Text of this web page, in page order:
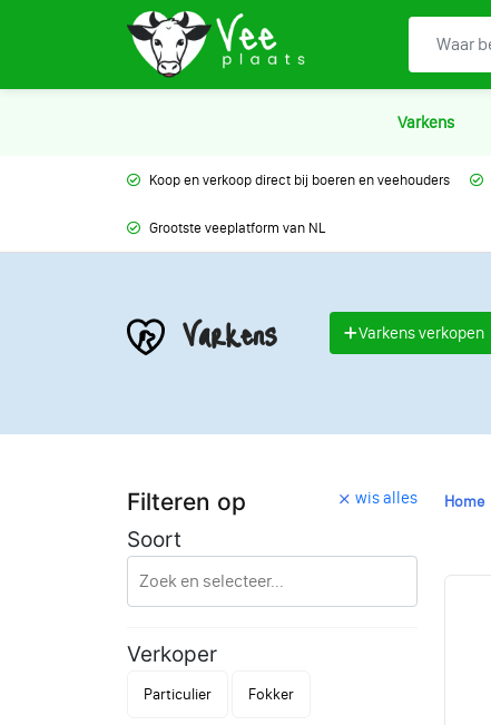
Varkens
Koop en verkoop direct bij boeren en veehouders
Grootste veeplatform van NL
Varkens Varkens verkopen
Filteren op wis alles
Soort
Verkoper
Particulier Fokker
Home